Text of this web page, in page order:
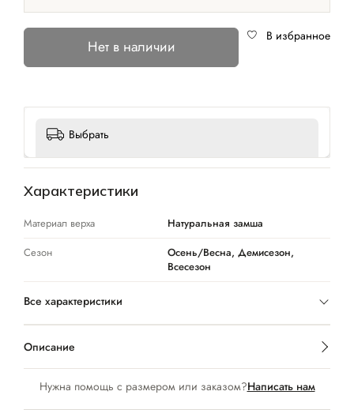
Нет в наличии
В избранное
Выбрать
Нужна помощь с размером или заказом?Написать нам
Характеристики
Материал верха
Натуральная замша
Сезон
Осень/Весна, Демисезон,
Всесезон
Все характеристики
Описание